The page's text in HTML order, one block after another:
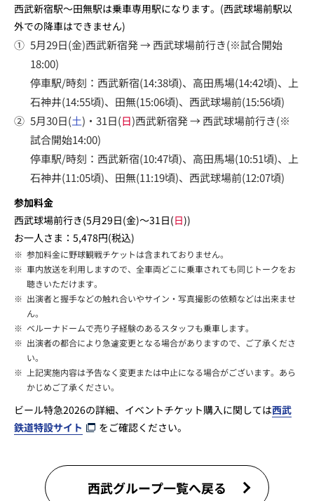
西武新宿駅～田無駅は乗車専用駅になります。(西武球場前駅以
外での降車はできません)
① 5月29日(金)西武新宿発 → 西武球場前行き(※試合開始
18:00)
停車駅/時刻：西武新宿(14:38頃)、高田馬場(14:42頃)、上
石神井(14:55頃)、田無(15:06頃)、西武球場前(15:56頃)
② 5月30日(土)・31日(日)西武新宿発 → 西武球場前行き(※
試合開始14:00)
停車駅/時刻：西武新宿(10:47頃)、高田馬場(10:51頃)、上
石神井(11:05頃)、田無(11:19頃)、西武球場前(12:07頃)
参加料金
西武球場前行き(5月29日(金)～31日(日))
お一人さま：5,478円(税込)
※ 参加料金に野球観戦チケットは含まれておりません。
※ 車内放送を利用しますので、全車両どこに乗車されても同じトークをお
聴きいただけます。
※ 出演者と握手などの触れ合いやサイン・写真撮影の依頼などは出来ませ
ん。
※ ベルーナドームで売り子経験のあるスタッフも乗車します。
※ 出演者の都合により急遽変更となる場合がありますので、ご了承くださ
い。
※
上記実施内容は予告なく変更または中止になる場合がございます。あら
かじめご了承ください。
ビール特急2026の詳細、イベントチケット購入に関しては西武
鉄道特設サイト
をご確認ください。
西武グループ一覧へ戻る